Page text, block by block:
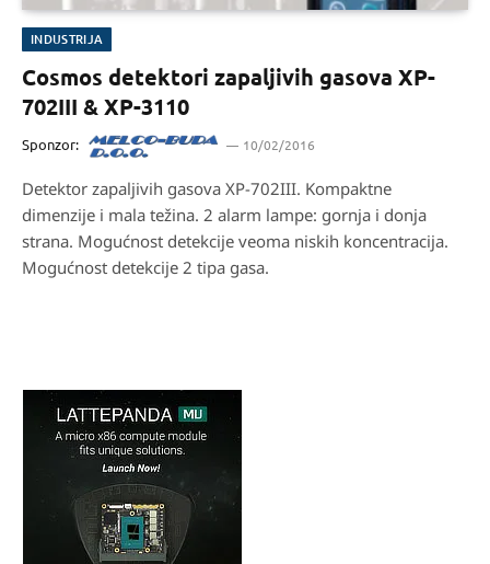
INDUSTRIJA
Cosmos detektori zapaljivih gasova XP-
702III & XP-3110
Sponzor: 10/02/2016
Detektor zapaljivih gasova XP-702III. Kompaktne
dimenzije i mala težina. 2 alarm lampe: gornja i donja
strana. Mogućnost detekcije veoma niskih koncentracija.
Mogućnost detekcije 2 tipa gasa.